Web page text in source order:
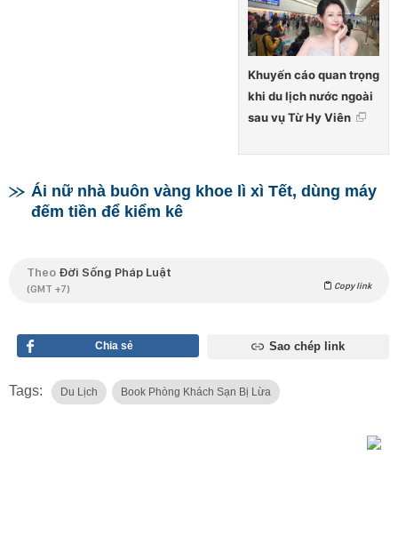
Khuyến cáo quan trọng
khi du lịch nước ngoài
sau vụ Từ Hy Viên
Ái nữ nhà buôn vàng khoe lì xì Tết, dùng máy
đếm tiền để kiểm kê
Theo Đời Sống Pháp Luật
(GMT +7) Copy link
Chia sẻ Sao chép link
Tags: Du Lịch Book Phòng Khách Sạn Bị Lừa